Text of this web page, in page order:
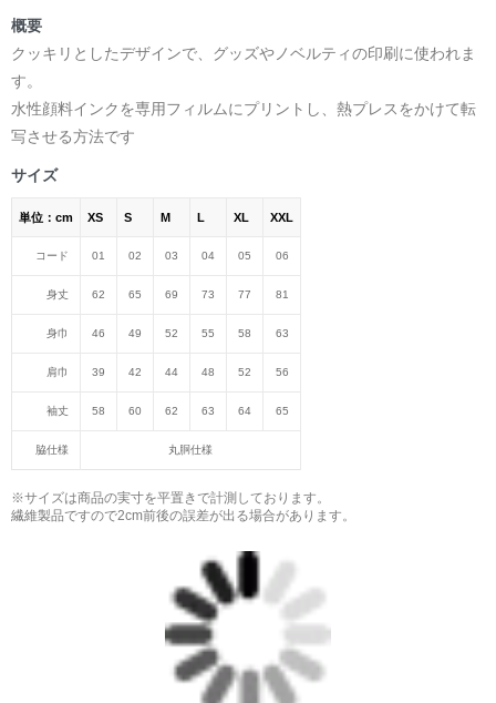
概要
クッキリとしたデザインで、グッズやノベルティの印刷に使われま
す。
水性顔料インクを専用フィルムにプリントし、熱プレスをかけて転
写させる方法です
サイズ
単位：cm XS S M L XL XXL
コード 01 02 03 04 05 06
身丈 62 65 69 73 77 81
身巾 46 49 52 55 58 63
肩巾 39 42 44 48 52 56
袖丈 58 60 62 63 64 65
脇仕様 丸胴仕様
※サイズは商品の実寸を平置きで計測しております。
繊維製品ですので2cm前後の誤差が出る場合があります。